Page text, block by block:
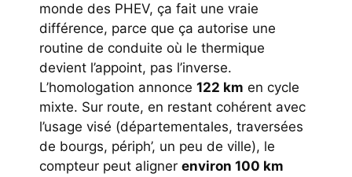
monde des PHEV, ça fait une vraie
différence, parce que ça autorise une
routine de conduite où le thermique
devient l’appoint, pas l’inverse.
L’homologation annonce 122 km en cycle
mixte. Sur route, en restant cohérent avec
l’usage visé (départementales, traversées
de bourgs, périph’, un peu de ville), le
compteur peut aligner environ 100 km